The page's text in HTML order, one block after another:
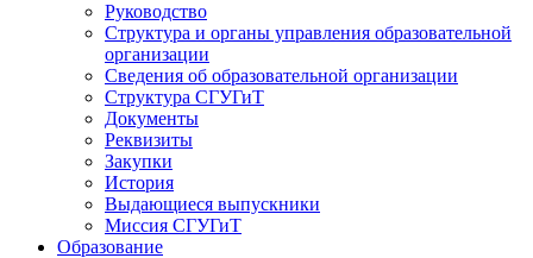
Руководство
Структура и органы управления образовательной
организации
Сведения об образовательной организации
Структура СГУГиТ
Документы
Реквизиты
Закупки
История
Выдающиеся выпускники
Миссия СГУГиТ
Образование